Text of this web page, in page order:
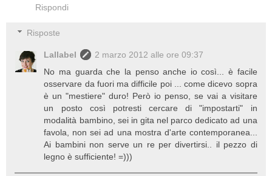
Rispondi
Risposte
Lallabel
2 marzo 2012 alle ore 09:37
No ma guarda che la penso anche io così... è facile
osservare da fuori ma difficile poi ... come dicevo sopra
è un "mestiere" duro! Però io penso, se vai a visitare
un posto così potresti cercare di "impostarti" in
modalità bambino, sei in gita nel parco dedicato ad una
favola, non sei ad una mostra d'arte contemporanea...
Ai bambini non serve un re per divertirsi.. il pezzo di
legno è sufficiente! =)))